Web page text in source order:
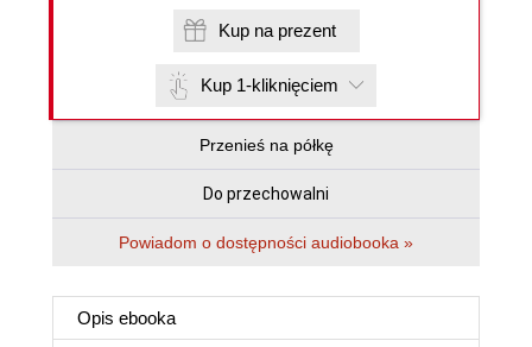
Kup na prezent
Kup 1-kliknięciem
Przenieś na półkę
Do przechowalni
Powiadom o dostępności audiobooka »
Opis ebooka